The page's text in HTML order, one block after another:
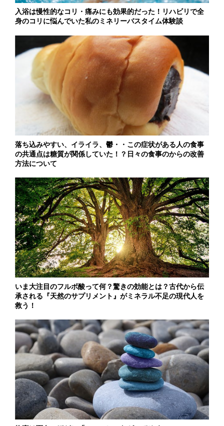
入浴は慢性的なコリ・痛みにも効果的だった！リハビリで全
身のコリに悩んでいた私のミネリーバスタイム体験談
落ち込みやすい、イライラ、鬱・・この症状がある人の食事
の共通点は糖質が関係していた！？日々の食事のからの改善
方法について
いま大注目のフルボ酸って何？驚きの効能とは？古代から伝
承される『天然のサプリメント』がミネラル不足の現代人を
救う！